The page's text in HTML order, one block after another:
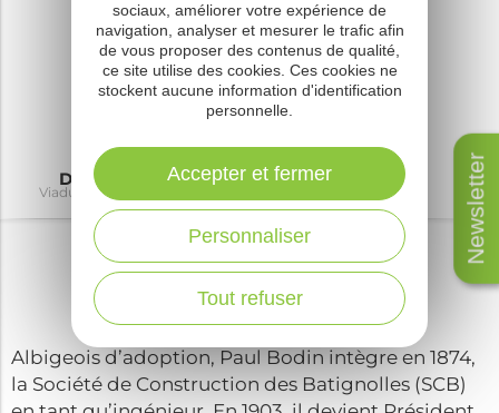
Newsletter
Viaduc du viaur
Guide touristique
Découvrir
Viaduc du Viaur
A voir à faire Savourer
Viaduc du Viaur
Paul Bodin (1847-1926)
Albigeois d’adoption, Paul Bodin intègre en 1874,
la Société de Construction des Batignolles (SCB)
sociaux, améliorer votre expérience de
navigation, analyser et mesurer le trafic afin
de vous proposer des contenus de qualité,
ce site utilise des cookies. Ces cookies ne
stockent aucune information d'identification
personnelle.
Tout refuser
Personnaliser
Accepter et fermer